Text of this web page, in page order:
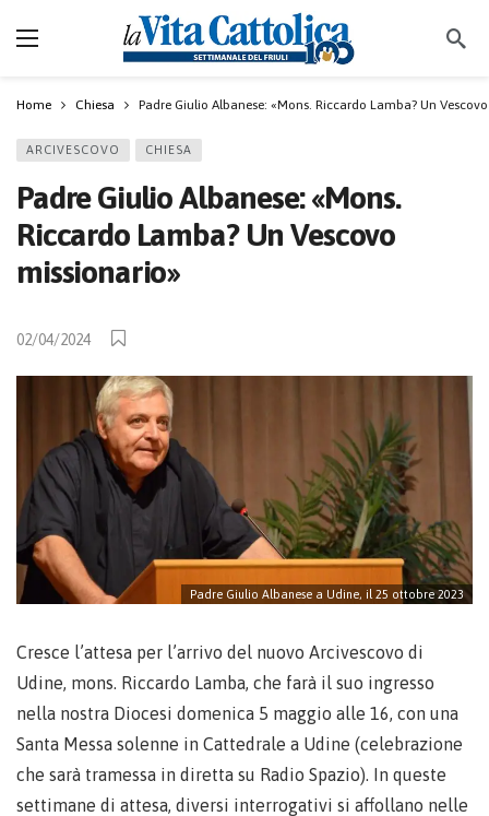
Home Chiesa Padre Giulio Albanese: «Mons. Riccardo Lamba? Un
ARCIVESCOVO CHIESA
Padre Giulio Albanese: «Mons.
Riccardo Lamba? Un Vescovo
missionario»
02/04/2024
Padre Giulio Albanese a Udine, il 25 ottobre 2023
Cresce l’attesa per l’arrivo del nuovo Arcivescovo di
Udine, mons. Riccardo Lamba, che farà il suo ingresso
nella nostra Diocesi domenica 5 maggio alle 16, con una
Santa Messa solenne in Cattedrale a Udine (celebrazione
che sarà tramessa in diretta su Radio Spazio). In queste
settimane di attesa, diversi interrogativi si affollano nelle